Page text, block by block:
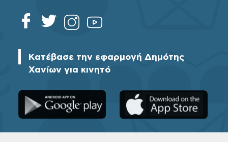
Κατέβασε την εφαρμογή Δημότης
Χανίων για κινητό